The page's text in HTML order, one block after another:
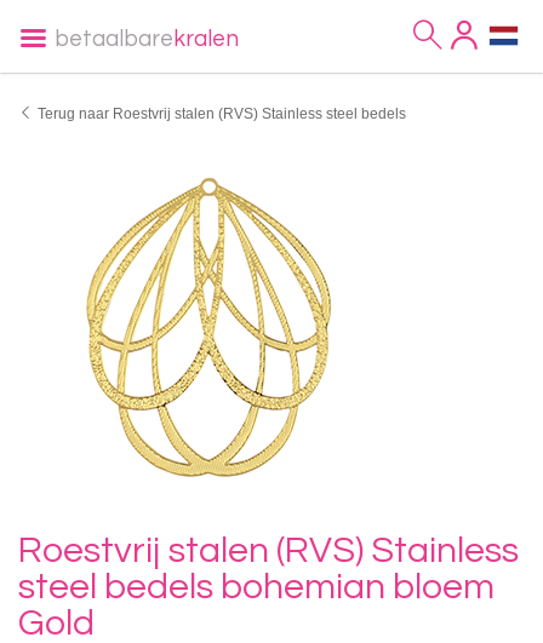
betaalbare kralen
Terug naar Roestvrij stalen (RVS) Stainless steel bedels
Roestvrij stalen (RVS) Stainless
steel bedels bohemian bloem
Gold